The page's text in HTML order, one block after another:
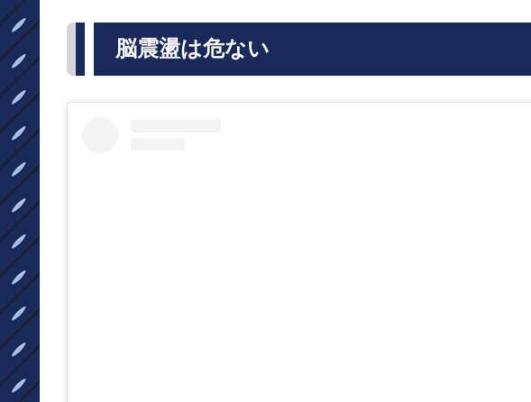
脳震盪は危ない